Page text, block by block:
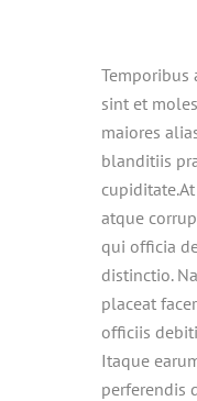
Temporibus
sint et
maiores
blanditiis
cupiditate.
atque
qui officia
distinctio.
placeat
officiis
Itaque
perferendis